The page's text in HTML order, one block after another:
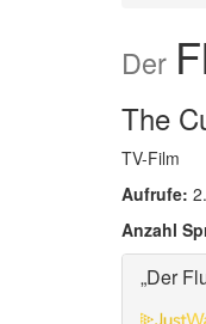
Der
The
TV-Film
Aufrufe:
Anzahl
„Der